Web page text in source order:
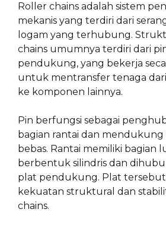
Roller chains adalah sistem
mekanis yang terdiri dari
logam yang terhubung.
chains umumnya terdiri dari
pendukung, yang bekerja
untuk mentransfer tenaga
ke komponen lainnya.
Pin berfungsi sebagai
bagian rantai dan mendukung
bebas. Rantai memiliki bagian
berbentuk silindris dan
plat pendukung. Plat
kekuatan struktural dan
chains.